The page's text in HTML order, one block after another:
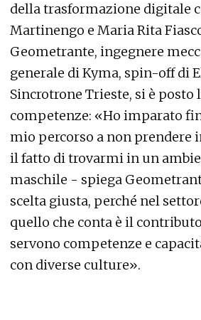
della trasformazione digitale
Martinengo e Maria Rita
Geometrante, ingegnere
generale di Kyma, spin-off di
Sincrotrone Trieste, si è posto
competenze: «Ho imparato
mio percorso a non prendere
il fatto di trovarmi in un
maschile - spiega
scelta giusta, perché nel
quello che conta è il
servono competenze e
con diverse culture».